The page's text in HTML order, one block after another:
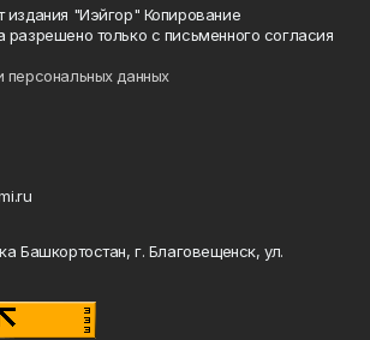
"Иэйгор" Копирование
разрешено только с письменного согласия
персональных данных
Башкортостан, г. Благовещенск, ул.